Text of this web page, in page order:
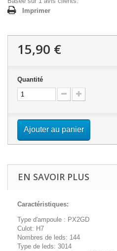
Imprimer
15,90 €
Quantité
Ajouter au panier
EN SAVOIR PLUS
Caractéristiques:
Type d'ampoule : PX2GD
Culot: H7
Nombres de leds: 144
Type de leds: 3014